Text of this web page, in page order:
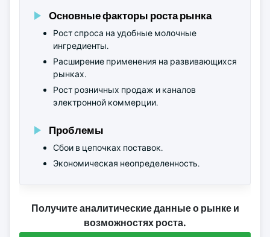
Основные факторы роста рынка
Рост спроса на удобные молочные
ингредиенты.
Расширение применения на развивающихся
рынках.
Рост розничных продаж и каналов
электронной коммерции.
Проблемы
Сбои в цепочках поставок.
Экономическая неопределенность.
Получите аналитические данные о рынке и
возможностях роста.